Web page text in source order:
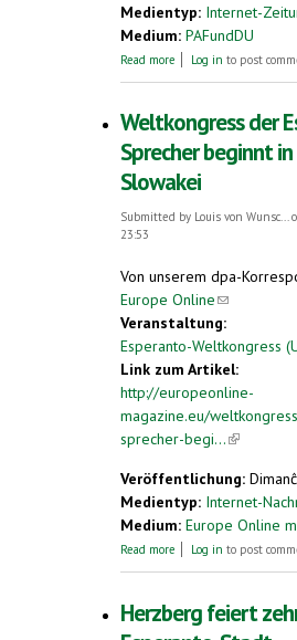
Medientyp: Internet-
Medium: PAFundDU
Read more about Esperanto
Log in to post
Weltkongress der
Sprecher beginnt
Slowakei
Submitted by Louis von Wunsc...
23:53
Von unserem dpa-
Europe Online(link sends
Veranstaltung:
Esperanto-Weltkongress
Link zum Artikel:
http://europeonline-
magazine.eu/
sprecher-begi...(link is
Veröffentlichung:
Medientyp: Internet-
Medium: Europe Online
Read more about Weltkongress
Log in to post
Herzberg feiert